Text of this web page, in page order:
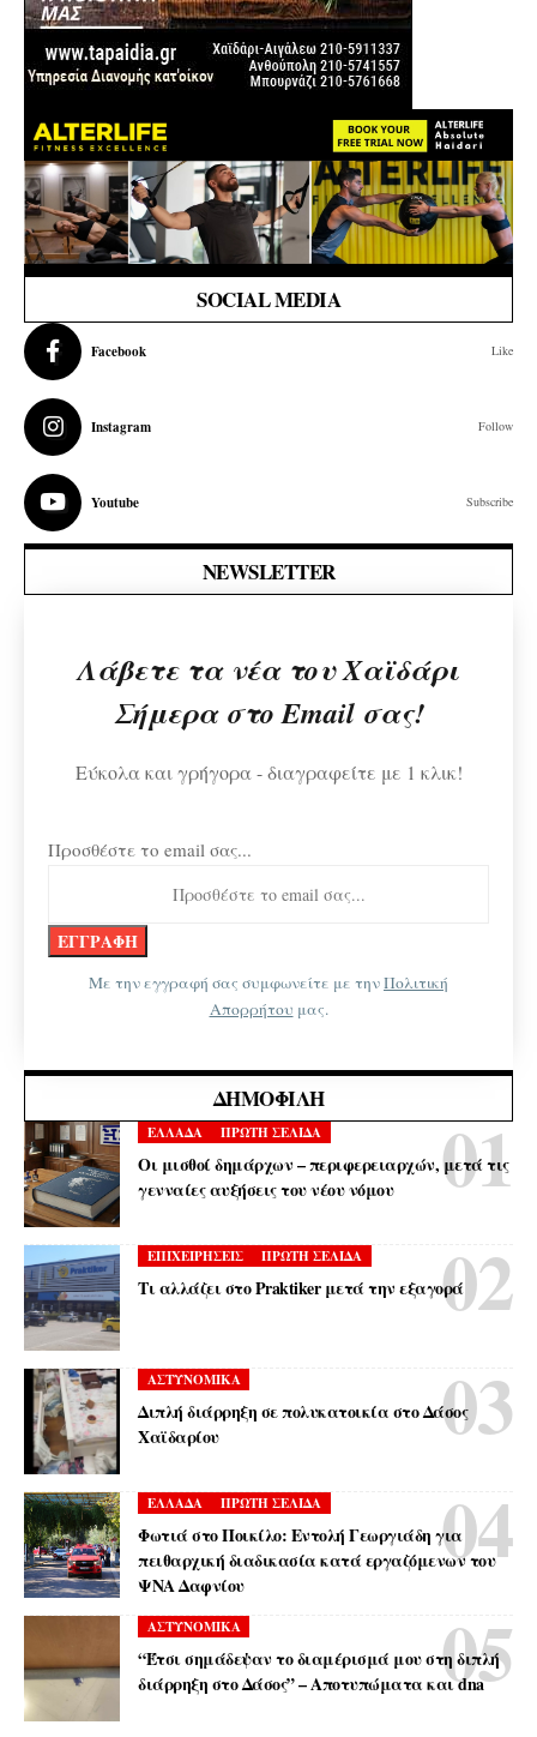
SOCIAL MEDIA
Facebook Like
Instagram Follow
Youtube Subscribe
NEWSLETTER
Λάβετε τα νέα του Χαϊδάρι
Σήμερα στο Email σας!
Εύκολα και γρήγορα - διαγραφείτε με 1 κλικ!
Προσθέστε το email σας...
Με την εγγραφή σας συμφωνείτε με τηνΠολιτική
Απορρήτου μας.
ΔΗΜΟΦΙΛΉ
ΕΛΛΑΔΑ ΠΡΩΤΗ ΣΕΛΙΔΑ
Οι μισθοί δημάρχων – περιφερειαρχών, μετά τις
γενναίες αυξήσεις του νέου νόμου
ΕΠΙΧΕΙΡΗΣΕΙΣ ΠΡΩΤΗ ΣΕΛΙΔΑ
Τι αλλάζει στο Praktiker μετά την εξαγορά
ΑΣΤΥΝΟΜΙΚΑ
Διπλή διάρρηξη σε πολυκατοικία στο Δάσος
Χαϊδαρίου
ΕΛΛΑΔΑ ΠΡΩΤΗ ΣΕΛΙΔΑ
Φωτιά στο Ποικίλο: Εντολή Γεωργιάδη για
πειθαρχική διαδικασία κατά εργαζόμενων του
ΨΝΑ Δαφνίου
ΑΣΤΥΝΟΜΙΚΑ
“Έτσι σημάδεψαν το διαμέρισμά μου στη διπλή
διάρρηξη στο Δάσος” – Αποτυπώματα και dna